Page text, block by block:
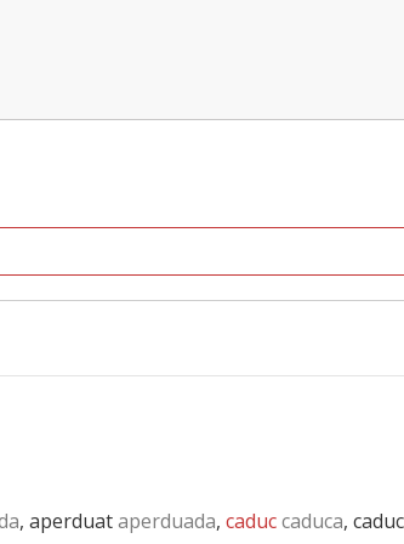
, aperduataperduada, caduccaduca,